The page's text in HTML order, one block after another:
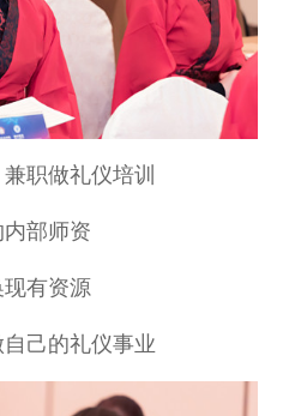
职做礼仪培训
部师资
有资源
己的礼仪事业